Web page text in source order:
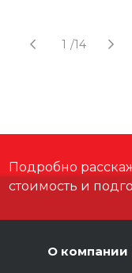
1 /14
Подробно
стоимость и
О компании